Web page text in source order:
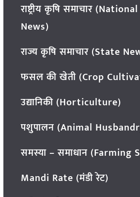
राष्ट्रीय कृषि समाचार
News)
राज्य कृषि समाचार (State
फसल की खेती (Crop
उद्यानिकी (Horticulture)
पशुपालन (Animal
समस्या – समाधान (Farming
Mandi Rate (मंडी रेट)